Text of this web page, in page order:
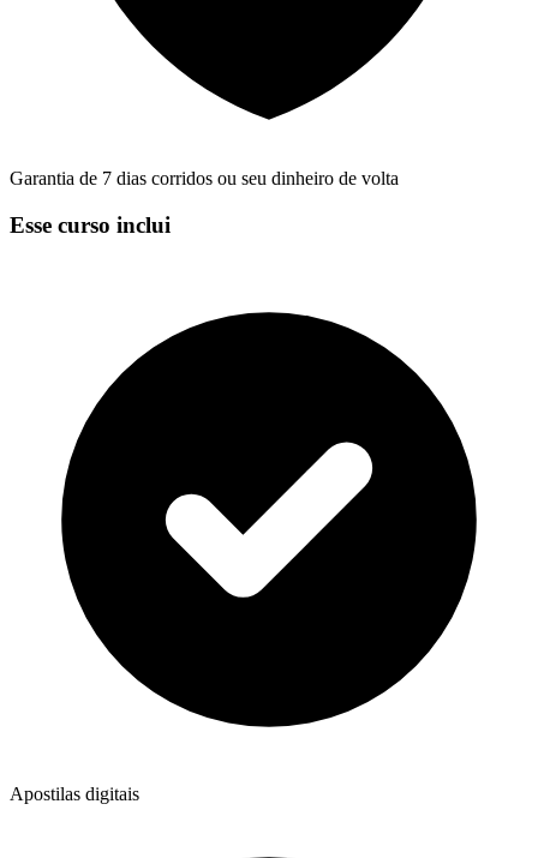
Garantia de 7 dias corridos ou seu dinheiro de volta
Esse curso inclui
Apostilas digitais